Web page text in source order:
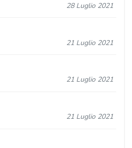
28 Luglio 2021
21 Luglio 2021
21 Luglio 2021
21 Luglio 2021